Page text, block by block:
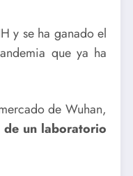
y se ha ganado el
que ya ha
de Wuhan,
de un laboratorio